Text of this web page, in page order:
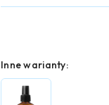
Wariant
Inne warianty: